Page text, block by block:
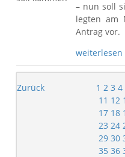
– nun soll
legten am
Antrag vor.
weiterlesen
Zurück 1 2 3 4
11 12
17 18
23 24
29 30
35 36